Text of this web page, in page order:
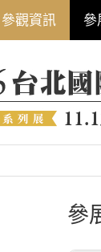
參觀資訊 參
參